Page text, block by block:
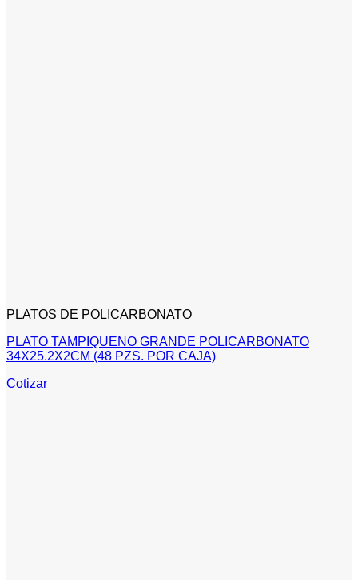
PLATOS DE POLICARBONATO
PLATO TAMPIQUENO GRANDE POLICARBONATO
34X25.2X2CM (48 PZS. POR CAJA)
Cotizar